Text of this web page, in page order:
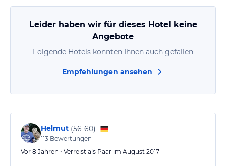
Leider haben wir für dieses Hotel keine
Angebote
Folgende Hotels könnten Ihnen auch gefallen
Empfehlungen ansehen
Helmut (56-60)
113 Bewertungen
Vor 8 Jahren • Verreist als Paar im August 2017